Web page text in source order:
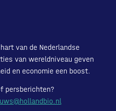
van de Nederlandse
van wereldniveau geven
en economie een boost.
persberichten?